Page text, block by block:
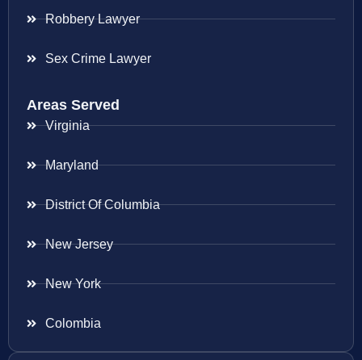
Robbery Lawyer
Sex Crime Lawyer
Areas Served
Virginia
Maryland
District Of Columbia
New Jersey
New York
Colombia